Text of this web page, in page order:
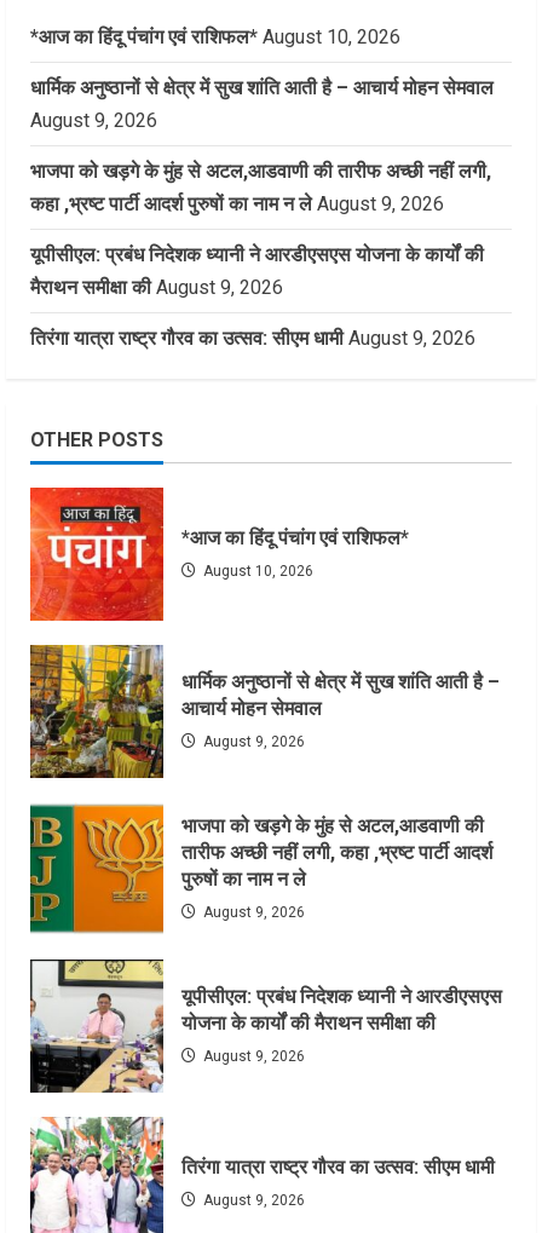
*आज का हिंदू पंचांग एवं राशिफल* August 10, 2026
धार्मिक अनुष्ठानों से क्षेत्र में सुख शांति आती है – आचार्य मोहन सेमवाल
August 9, 2026
भाजपा को खड़गे के मुंह से अटल,आडवाणी की तारीफ अच्छी नहीं लगी,
कहा ,भ्रष्ट पार्टी आदर्श पुरुषों का नाम न ले August 9, 2026
यूपीसीएल: प्रबंध निदेशक ध्यानी ने आरडीएसएस योजना के कार्यों की
मैराथन समीक्षा की August 9, 2026
तिरंगा यात्रा राष्ट्र गौरव का उत्सव: सीएम धामी August 9, 2026
OTHER POSTS
*आज का हिंदू पंचांग एवं राशिफल*
August 10, 2026
धार्मिक अनुष्ठानों से क्षेत्र में सुख शांति आती है –
आचार्य मोहन सेमवाल
August 9, 2026
भाजपा को खड़गे के मुंह से अटल,आडवाणी की
तारीफ अच्छी नहीं लगी, कहा ,भ्रष्ट पार्टी आदर्श
पुरुषों का नाम न ले
August 9, 2026
यूपीसीएल: प्रबंध निदेशक ध्यानी ने आरडीएसएस
योजना के कार्यों की मैराथन समीक्षा की
August 9, 2026
तिरंगा यात्रा राष्ट्र गौरव का उत्सव: सीएम धामी
August 9, 2026